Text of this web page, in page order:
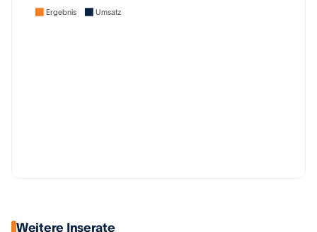
Ergebnis Umsatz
Weitere Inserate